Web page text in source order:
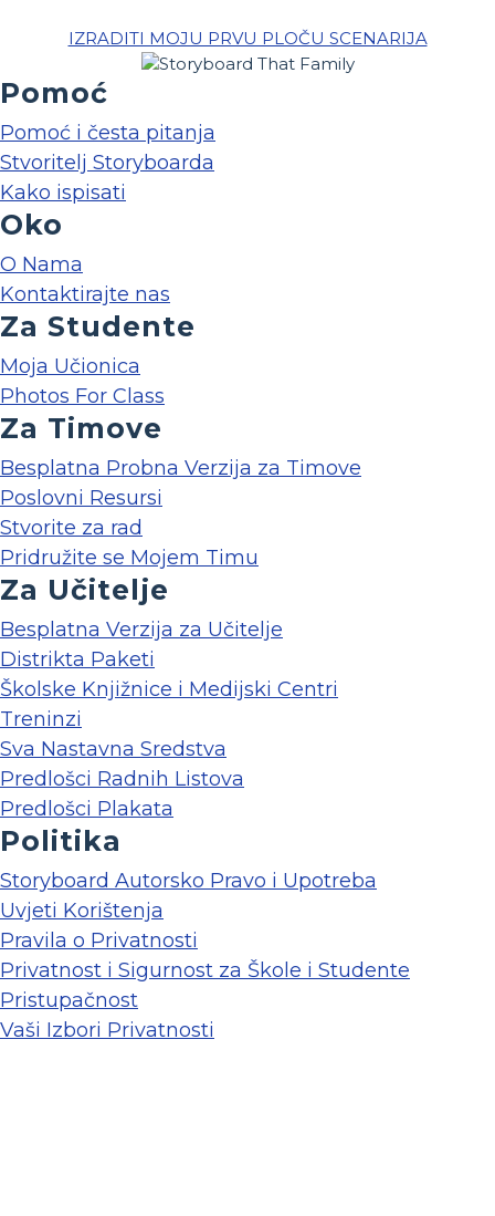
IZRADITI MOJU PRVU PLOČU SCENARIJA
Pomoć
Pomoć i česta pitanja
Stvoritelj Storyboarda
Kako ispisati
Oko
O Nama
Kontaktirajte nas
Za Studente
Moja Učionica
Photos For Class
Za Timove
Besplatna Probna Verzija za Timove
Poslovni Resursi
Stvorite za rad
Pridružite se Mojem Timu
Za Učitelje
Besplatna Verzija za Učitelje
Distrikta Paketi
Školske Knjižnice i Medijski Centri
Treninzi
Sva Nastavna Sredstva
Predlošci Radnih Listova
Predlošci Plakata
Politika
Storyboard Autorsko Pravo i Upotreba
Uvjeti Korištenja
Pravila o Privatnosti
Privatnost i Sigurnost za Škole i Studente
Pristupačnost
Vaši Izbori Privatnosti